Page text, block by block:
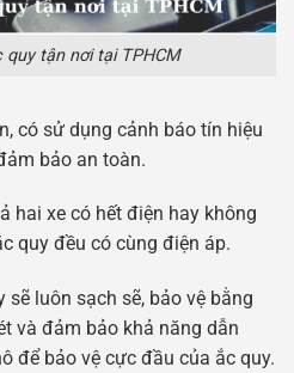
quy tận nơi tại TPHCM
có sử dụng cảnh báo tín hiệu
bảo an toàn.
hai xe có hết điện hay không
quy đều có cùng điện áp.
sẽ luôn sạch sẽ, bảo vệ bằng
và đảm bảo khả năng dẫn
để bảo vệ cực đầu của ắc quy.